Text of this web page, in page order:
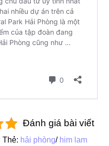
Đánh giá bài viết
Thẻ: hải phòng/ him lam